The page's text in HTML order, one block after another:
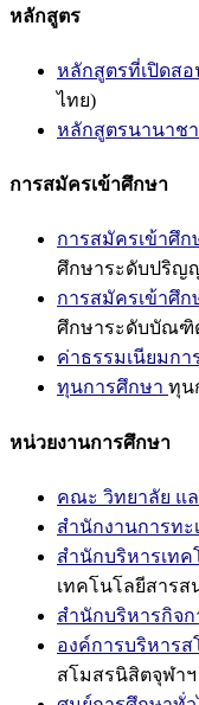
หลักสูตร
หลักสูตรที่เปิดส
ไทย)
หลักสูตรนานาช
การสมัครเข้าศึกษา
การสมัครเข้าศึ
ศึกษาระดับปริ
การสมัครเข้าศึ
ศึกษาระดับบัณฑิ
ค่าธรรมเนียมกา
ทุนการศึกษา ทุน
หน่วยงานการศึกษา
คณะ วิทยาลัย แ
สำนักงานการทะ
สำนักบริหารเท
เทคโนโลยีสารส
สำนักบริหารกิจ
องค์การบริหาร
สโมสรนิสิตจุฬาฯ